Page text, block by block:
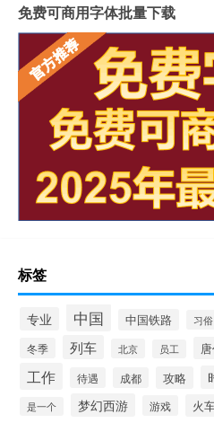
免费可商用字体批量下载
标签
专业 中国 中国铁路 习俗
冬季 列车 北京 员工
工作 待遇 成都 攻略
是一个 梦幻西游 游戏 火